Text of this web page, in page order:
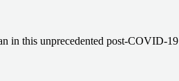
in this unprecedented post-COVID-